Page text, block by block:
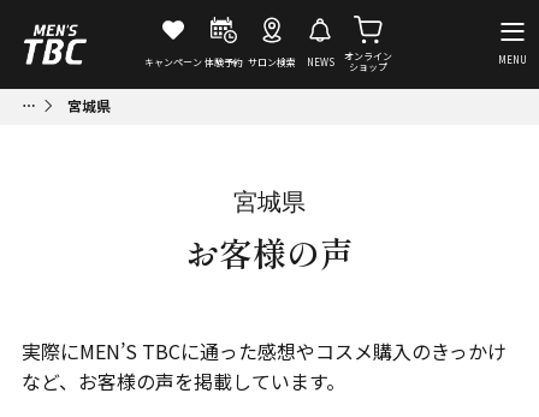
キャンペーン体験予約 サロン検索 NEWS
オンライン
ショップ
MENU
宮城県
宮城県
お客様の声
実際にMEN’S TBCに通った感想やコスメ購入のきっかけ
など、お客様の声を掲載しています。